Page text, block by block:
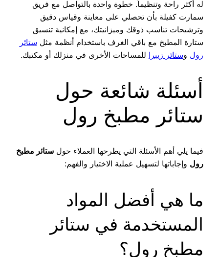
له أكثر راحة وتنظيماً. خطوة واحدة بالتواصل مع فريق
سمارت كفيلة بأن تحصلي على معاينة وقياس دقيق
وترشيحات تناسب ذوقك وميزانيتك، مع إمكانية تنسيق
ستارة المطبخ مع باقي الغرف باستخدام أنظمة مثل ستائر
رول وستائر زيبرا للمساحات الأخرى في منزلك أو مكتبك.
أسئلة شائعة حول
ستائر مطبخ رول
فيما يلي أهم الأسئلة التي يطرحها العملاء حول ستائر مطبخ
رول وإجاباتها لتسهيل عملية الاختيار والفهم:
ما هي أفضل المواد
المستخدمة في ستائر
مطبخ رول؟